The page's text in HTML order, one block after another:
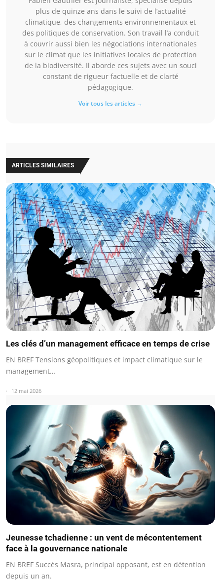
plus de quinze ans dans le suivi de l’actualité
climatique, des changements environnementaux et
des politiques de conservation. Son travail l’a conduit
à couvrir aussi bien les négociations internationales
sur le climat que les initiatives locales de protection
de la biodiversité. Il aborde ces sujets avec un souci
constant de rigueur factuelle et de clarté
pédagogique.
Voir tous les articles →
ARTICLES SIMILAIRES
Les clés d’un management efficace en temps de crise
EN BREF Tensions géopolitiques et impact climatique sur le
management…
12 mai 2026
Jeunesse tchadienne : un vent de mécontentement
face à la gouvernance nationale
EN BREF Succès Masra, principal opposant, est en détention
depuis un an.